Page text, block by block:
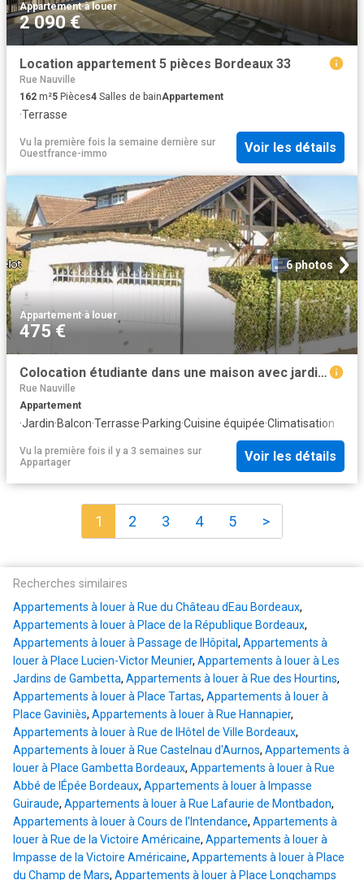
Appartement·à louer
2 090 €
Location appartement 5 pièces Bordeaux 33
Rue Nauville
162 m²5 Pièces4 Salles de bainAppartement
·Terrasse
Vu la première fois la semaine dernière sur
Ouestfrance-immo
Voir les détails
6 photos
Appartement·à louer
475 €
Colocation étudiante dans une maison avec jardin –
Rue Nauville
Appartement
·Jardin·Balcon·Terrasse·Parking·Cuisine équipée·Climatisation
Vu la première fois il y a 3 semaines sur
Appartager
Voir les détails
1 2 3 4 5 >
Recherches similaires
Appartements à louer à Rue du Château dEau Bordeaux,
Appartements à louer à Place de la République Bordeaux,
Appartements à louer à Passage de lHôpital, Appartements à
louer à Place Lucien-Victor Meunier, Appartements à louer à Les
Jardins de Gambetta, Appartements à louer à Rue des Hourtins,
Appartements à louer à Place Tartas, Appartements à louer à
Place Gaviniès, Appartements à louer à Rue Hannapier,
Appartements à louer à Rue de lHôtel de Ville Bordeaux,
Appartements à louer à Rue Castelnau d'Aurnos, Appartements à
louer à Place Gambetta Bordeaux, Appartements à louer à Rue
Abbé de lÉpée Bordeaux, Appartements à louer à Impasse
Guiraude, Appartements à louer à Rue Lafaurie de Montbadon,
Appartements à louer à Cours de l'Intendance, Appartements à
louer à Rue de la Victoire Américaine, Appartements à louer à
Impasse de la Victoire Américaine, Appartements à louer à Place
du Champ de Mars, Appartements à louer à Place Longchamps